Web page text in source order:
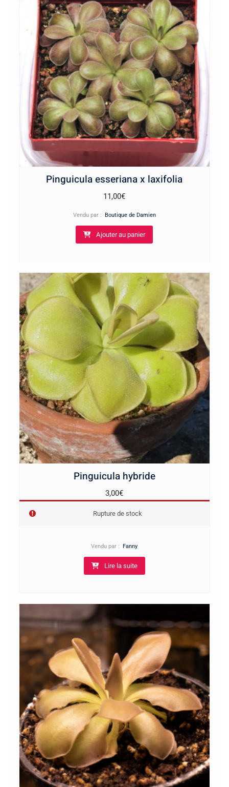
Pinguicula esseriana x laxifolia
11,00€
Vendu par : Boutique de Damien
Ajouter au panier
Pinguicula hybride
3,00€
Rupture de stock
Vendu par : Fanny
Lire la suite